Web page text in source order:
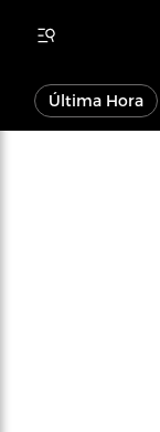
Última Hora